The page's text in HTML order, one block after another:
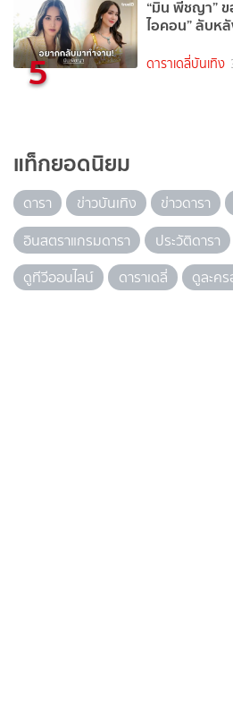
5
“มิน พีชญา”
ไอคอน” ลับห
ดาราเดลี่บันเทิง
แท็กยอดนิยม
ดารา ข่าวบันเทิง ข่าวดารา
อินสตราแกรมดารา
ประวัติดารา
ดูทีวีออนไลน์
ดาราเดลี่ ดูละค